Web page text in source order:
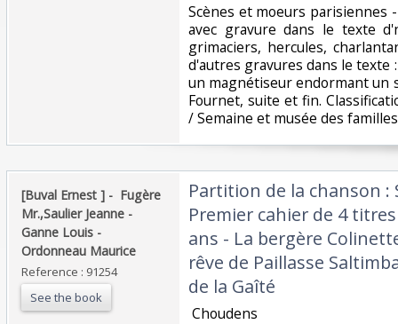
‎Scènes et moeurs parisiennes
avec gravure dans le texte
grimaciers, hercules,
d'autres gravures dans le texte
un magnétiseur endormant un
Fournet, suite et fin.
/ Semaine et musée des familles‎
‎[Buval Ernest ] - ‎ ‎Fugère
Mr.,Saulier Jeanne -
Ganne Louis -
Ordonneau Maurice‎
Reference : 91254
See the book
‎Partition de la chanson :
Premier cahier de 4
ans - La bergère
rêve de Paillasse
de la Gaîté‎
‎ Choudens ‎